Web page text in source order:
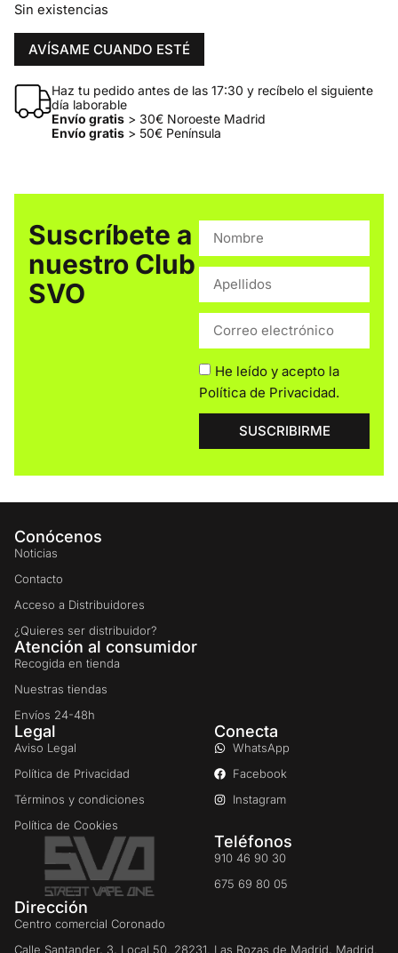
Sin existencias
AVÍSAME CUANDO ESTÉ
Haz tu pedido antes de las 17:30 y recíbelo el siguiente
día laborable
Envío gratis> 30€ Noroeste Madrid
Envío gratis> 50€ Península
Suscríbete a
nuestro Club
SVO
He leído y acepto la
Política de Privacidad.
SUSCRIBIRME
Conócenos
Noticias
Contacto
Acceso a Distribuidores
¿Quieres ser distribuidor?
Atención al consumidor
Recogida en tienda
Nuestras tiendas
Envíos 24-48h
Legal
Aviso Legal
Política de Privacidad
Términos y condiciones
Política de Cookies
Conecta
WhatsApp
Facebook
Instagram
Teléfonos
910 46 90 30
675 69 80 05
Dirección
Centro comercial Coronado
Calle Santander, 3, Local 50. 28231. Las Rozas de Madrid, Madrid.